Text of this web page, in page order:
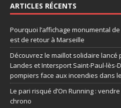
ARTICLES RÉCENTS
Pourquoi l’affichage monumental
est de retour à Marseille
Découvrez le maillot solidaire lancé
Landes et Intersport Saint-Paul-
pompiers face aux incendies dans
Le pari risqué d’On Running :
chrono